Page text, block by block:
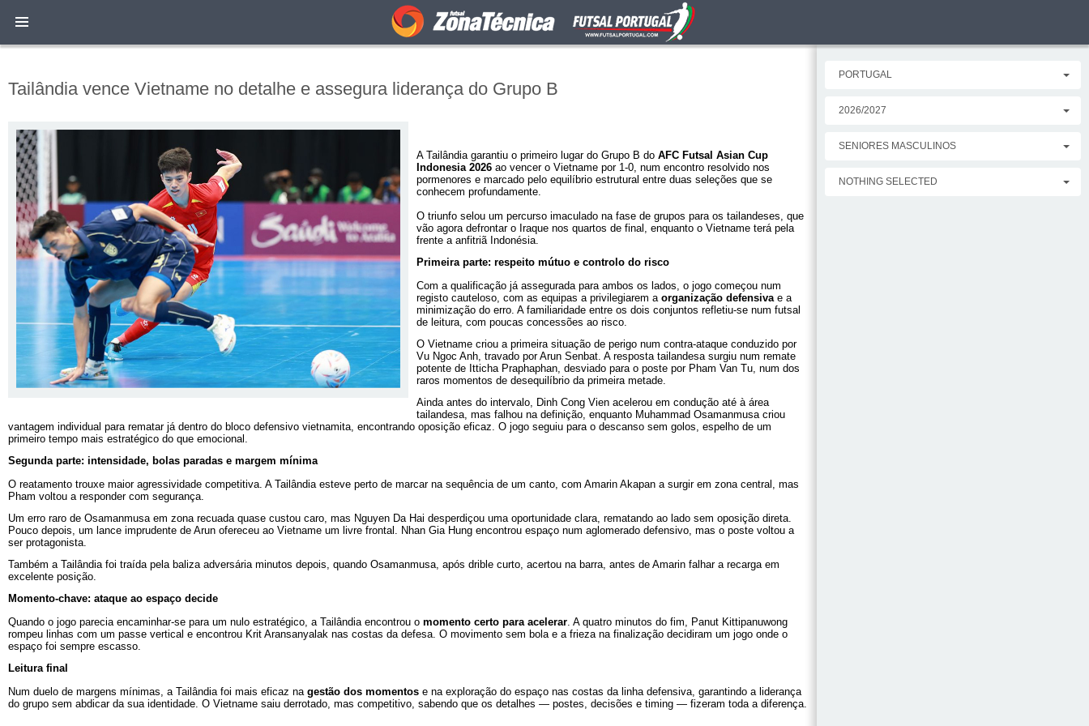
Tailândia vence Vietname no detalhe e assegura liderança do Grupo B
A Tailândia garantiu o primeiro lugar do Grupo B do AFC Futsal Asian Cup
Indonesia 2026 ao vencer o Vietname por 1-0, num encontro resolvido nos
pormenores e marcado pelo equilíbrio estrutural entre duas seleções que se
conhecem profundamente.
O triunfo selou um percurso imaculado na fase de grupos para os tailandeses, que
vão agora defrontar o Iraque nos quartos de final, enquanto o Vietname terá pela
frente a anfitriã Indonésia.
Primeira parte: respeito mútuo e controlo do risco
Com a qualificação já assegurada para ambos os lados, o jogo começou num
registo cauteloso, com as equipas a privilegiarem a organização defensiva e a
minimização do erro. A familiaridade entre os dois conjuntos refletiu-se num futsal
de leitura, com poucas concessões ao risco.
O Vietname criou a primeira situação de perigo num contra-ataque conduzido por
Vu Ngoc Anh, travado por Arun Senbat. A resposta tailandesa surgiu num remate
potente de Itticha Praphaphan, desviado para o poste por Pham Van Tu, num dos
raros momentos de desequilíbrio da primeira metade.
Ainda antes do intervalo, Dinh Cong Vien acelerou em condução até à área
tailandesa, mas falhou na definição, enquanto Muhammad Osamanmusa criou
vantagem individual para rematar já dentro do bloco defensivo vietnamita, encontrando oposição eficaz. O jogo seguiu para o descanso sem golos, espelho de um
primeiro tempo mais estratégico do que emocional.
Segunda parte: intensidade, bolas paradas e margem mínima
O reatamento trouxe maior agressividade competitiva. A Tailândia esteve perto de marcar na sequência de um canto, com Amarin Akapan a surgir em zona central, mas
Pham voltou a responder com segurança.
Um erro raro de Osamanmusa em zona recuada quase custou caro, mas Nguyen Da Hai desperdiçou uma oportunidade clara, rematando ao lado sem oposição direta.
Pouco depois, um lance imprudente de Arun ofereceu ao Vietname um livre frontal. Nhan Gia Hung encontrou espaço num aglomerado defensivo, mas o poste voltou a
ser protagonista.
Também a Tailândia foi traída pela baliza adversária minutos depois, quando Osamanmusa, após drible curto, acertou na barra, antes de Amarin falhar a recarga em
excelente posição.
Momento-chave: ataque ao espaço decide
Quando o jogo parecia encaminhar-se para um nulo estratégico, a Tailândia encontrou o momento certo para acelerar . A quatro minutos do fim, Panut Kittipanuwong
rompeu linhas com um passe vertical e encontrou Krit Aransanyalak nas costas da defesa. O movimento sem bola e a frieza na finalização decidiram um jogo onde o
espaço foi sempre escasso.
Leitura final
Num duelo de margens mínimas, a Tailândia foi mais eficaz na gestão dos momentos e na exploração do espaço nas costas da linha defensiva, garantindo a liderança
do grupo sem abdicar da sua identidade. O Vietname saiu derrotado, mas competitivo, sabendo que os detalhes — postes, decisões e timing — fizeram toda a diferença.
PORTUGAL
2026/2027
SENIORES MASCULINOS
NOTHING SELECTED